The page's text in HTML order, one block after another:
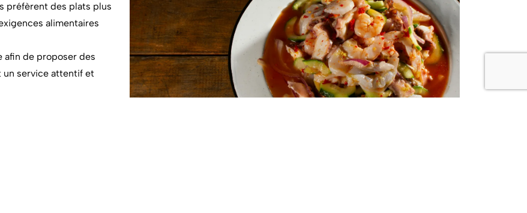
préfèrent des plats plus
alimentaires
afin de proposer des
un service attentif et